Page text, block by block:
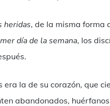
heridas, de la misma forma
día de la semana, los
era la de su corazón, que
abandonados,